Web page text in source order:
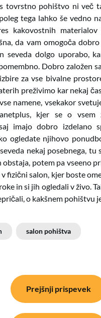
tovrstno pohištvo ni več
tega lahko še vedno
kakovostnih
da vam omogoča
seveda dolgo uporabo,
Dobro založen
za vse bivalne
preživimo kar nekaj
namene, vsekakor
kjer se o vsem
imajo dobro izdelano
ogledate njihovo
nekaj posebnega, tu
obstaja, potem pa vseeno
fizični salon, kjer boste
in si jih ogledali v živo.
o kakšnem pohištvu
salon pohištva
Prejšnji prispevek